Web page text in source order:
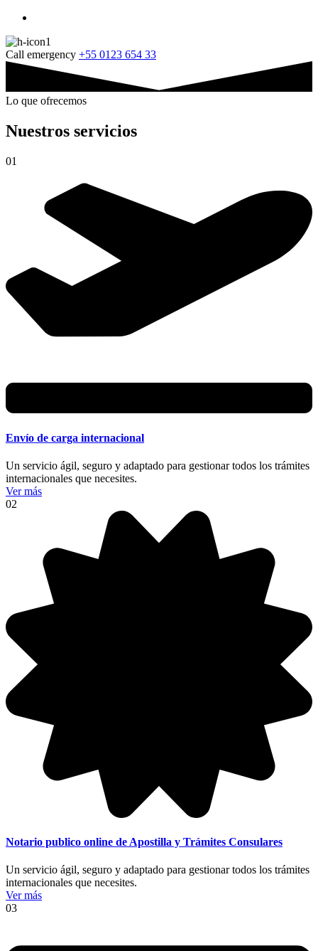
Call emergency +55 0123 654 33
Lo que ofrecemos
Nuestros servicios
01
Envío de carga internacional
Un servicio ágil, seguro y adaptado para gestionar todos los trámites
internacionales que necesites.
Ver más
02
Notario publico online de Apostilla y Trámites Consulares
Un servicio ágil, seguro y adaptado para gestionar todos los trámites
internacionales que necesites.
Ver más
03